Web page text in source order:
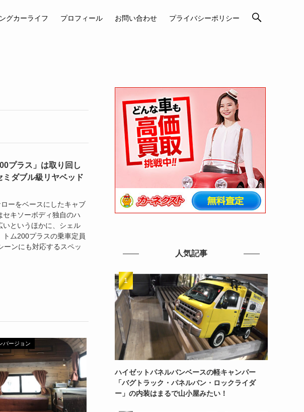
グカーライフ プロフィール お問い合わせ プライバシーポリシー
プラス」は取り回し
ダブル級リヤベッド
ーをベースにしたキャブ
キソーボディ独自のハ
いというほかに、シェル
ム200プラスの乗車定員
ーンにも対応するスペッ
バージョン
人気記事
ハイゼットパネルバンベースの軽キャンパー
「バグトラック・パネルバン・ロックライダ
ー」の内装はまるで山小屋みたい！